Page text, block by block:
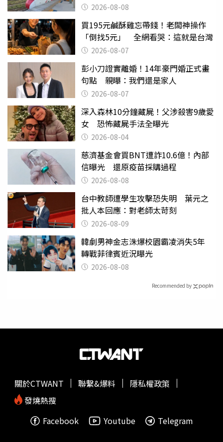
2026-08-08
買195元鹹酥雞忘帶錢！老闆神操作
「倒找5元」 全網看哭：這就是台灣
2026-08-07
彭小刀證實離婚！14年豪門婚正式畫
句點 親曝：我們還是家人
2026-08-07
深入森林10分鐘藏屍！父涉殺害9歲愛
女 恐怖藏屍手法全曝光
2026-08-04
慈濟基金會買BNT遭詐10.6億！內部
信曝光 還原疫苗採購過程
2026-08-08
台中教師遭學生攻擊恐失明 葉元之
批人本回應：對老師太苛刻
2026-08-09
韓劇男神金志洙爆校園霸凌消失5年
轉戰菲律賓近況曝光
2026-08-08
Recommended by
關於CTWANT 聯繫&爆料
隱私權政策
發燒熱搜
Facebook
Youtube Telegram